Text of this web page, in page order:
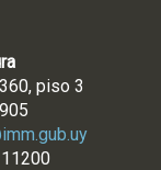
piso 3